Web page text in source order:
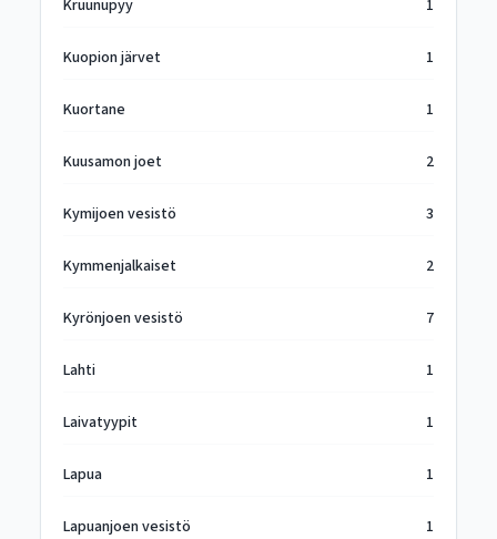
Kruunupyy 1
Kuopion järvet 1
Kuortane 1
Kuusamon joet 2
Kymijoen vesistö 3
Kymmenjalkaiset 2
Kyrönjoen vesistö 7
Lahti 1
Laivatyypit 1
Lapua 1
Lapuanjoen vesistö 1